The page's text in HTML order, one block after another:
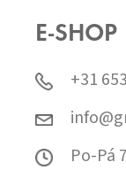
E-SHOP
+31
Po-Pá